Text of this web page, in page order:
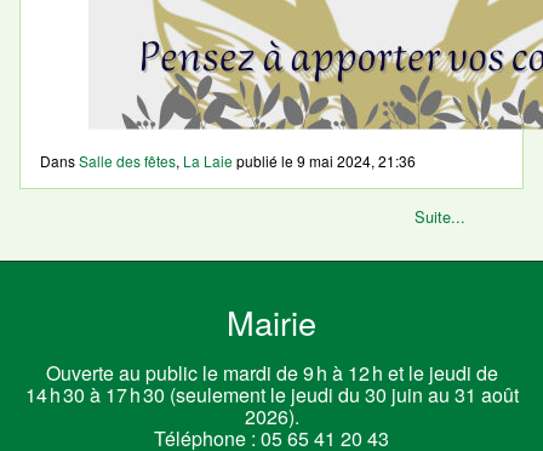
DansSalle des fêtes, La Laiepublié le9 mai 2024, 21:36
Suite...
Mairie
Ouverte au public le mardi de 9 h à 12 h et le jeudi de
14 h 30 à 17 h 30 (seulement le jeudi du 30 juin au 31 août
2026).
Téléphone : 05 65 41 20 43